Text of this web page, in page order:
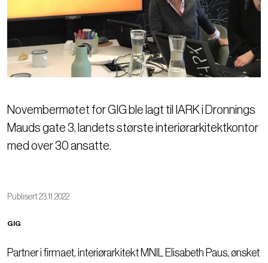
Novembermøtet for GIG ble lagt til IARK i Dronnings
Mauds gate 3, landets største interiørarkitektkontor
med over 30 ansatte.
Publisert 23.11.2022
GIG
Partner i firmaet, interiørarkitekt MNIL Elisabeth Paus, ønsket